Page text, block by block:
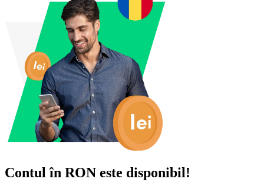
Contul în RON este disponibil!